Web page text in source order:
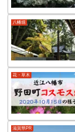
八幡堀
花・草木
滋賀県PR